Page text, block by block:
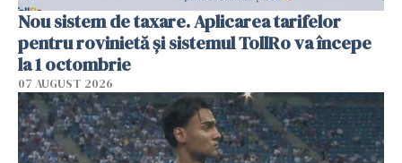
Nou sistem de taxare. Aplicarea tarifelor
pentru rovinietă şi sistemul TollRo va începe
la 1 octombrie
07 AUGUST 2026